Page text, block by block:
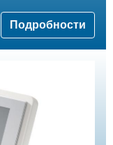
Подробности